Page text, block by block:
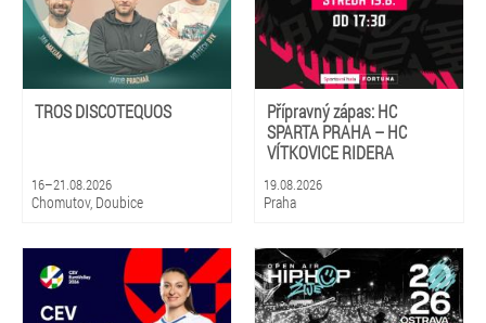
TROS DISCOTEQUOS
16–21.08.2026
Chomutov, Doubice
Přípravný zápas: HC
SPARTA PRAHA – HC
VÍTKOVICE RIDERA
19.08.2026
Praha